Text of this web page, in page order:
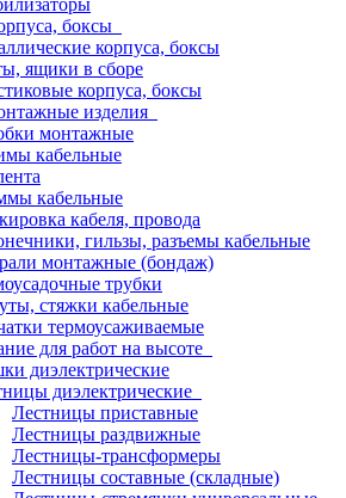
боксы
корпуса, боксы
ящики в сборе
корпуса, боксы
изделия
монтажные
кабельные
кабельные
кабеля, провода
гильзы, разъемы кабельные
монтажные (бондаж)
трубки
стяжки кабельные
термоусаживаемые
для работ на высоте
диэлектрические
диэлектрические
Лестницы приставные
Лестницы раздвижные
Лестницы-трансформеры
Лестницы составные (складные)